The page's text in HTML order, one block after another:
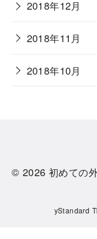
2018年12月
2018年11月
2018年10月
© 2026 初めての
yStandard